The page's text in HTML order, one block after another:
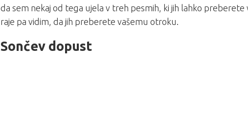
da sem nekaj od tega ujela v treh pesmih, ki jih lahko preberete
raje pa vidim, da jih preberete vašemu otroku.
Sončev dopust